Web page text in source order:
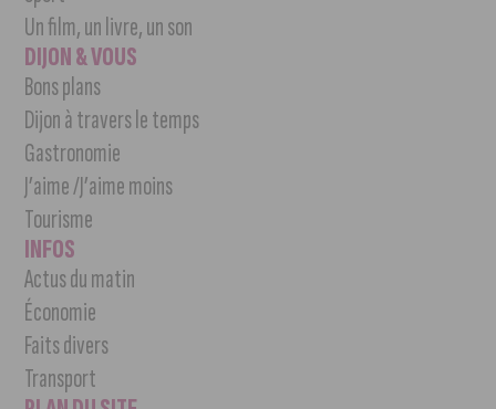
Un film, un livre, un son
DIJON & VOUS
Bons plans
Dijon à travers le temps
Gastronomie
J’aime /J’aime moins
Tourisme
INFOS
Actus du matin
Économie
Faits divers
Transport